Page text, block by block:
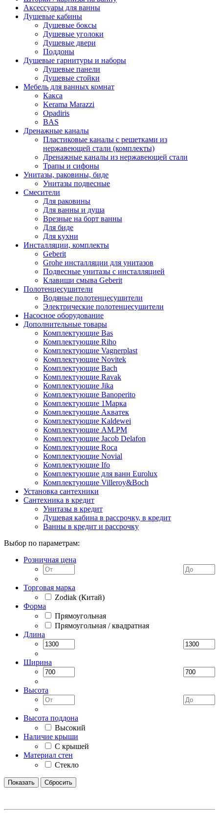
Аксессуары для ванны
Душевые кабины
Душевые боксы
Душевые уголоки
Душевые двери
Поддоны
Душевые гарнитуры и наборы
Душевые панели
Душевые стойки
Мебель для ванных комнат
Какса
Kerama Marazzi
Opadiris
BAS
Дренажные каналы
Пластиковые каналы с решетками из
нержавеющей стали (комплекты)
Дренажные каналы из нержавеющей стали
Трапы и сифоны
Унитазы, раковины, биде
Унитазы подвесные
Смесители
Для раковины
Для ванны и душа
Врезные на борт ванны
Для биде
Для кухни
Инсталляции, комплекты
Geberit
Grohe инсталляции для унитазов
Подвесные унитазы с инсталляцией
Клавиши смыва Geberit
Полотенцесушители
Водяные полотенцесушители
Электрические полотенцесушители
Насосное оборудование
Дополнительные товары
Комплектующие Bas
Комплектующие Riho
Комплектующие Vagnerplast
Комплектующие Novitek
Комплектующие Bach
Комплектующие Ravak
Комплектующие Jika
Комплектующие Banoperito
Комплектующие 1Марка
Комплектующие Акватек
Комплектующие Kaldewei
Комплектующие AM.PM
Комплектующие Jacob Delafon
Комплектующие Roca
Комплектующие Novial
Комплектующие Ifo
Комплектующие для ванн Eurolux
Комплектующие Villeroy&Boch
Установка сантехники
Сантехника в кредит
Унитазы в кредит
Душевая кабина в рассрочку, в кредит
Ванны в кредит и рассрочку
Выбор по параметрам:
Розничная цена
Торговая марка
Zodiak (Китай)
Форма
Прямоугольная
Прямоугольная / квадратная
Длина
Ширина
Высота
Высота поддона
Высокий
Наличие крыши
С крышей
Материал стен
Стекло